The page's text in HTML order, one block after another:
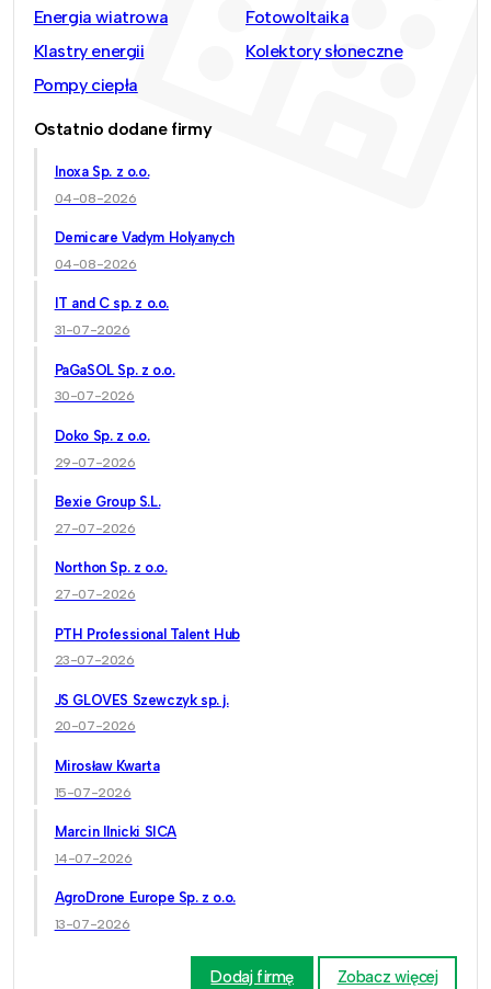
Energia wiatrowa
Fotowoltaika
Klastry energii
Kolektory słoneczne
Pompy ciepła
Ostatnio dodane firmy
Inoxa Sp. z o.o.
04-08-2026
Demicare Vadym Holyanych
04-08-2026
IT and C sp. z o.o.
31-07-2026
PaGaSOL Sp. z o.o.
30-07-2026
Doko Sp. z o.o.
29-07-2026
Bexie Group S.L.
27-07-2026
Northon Sp. z o.o.
27-07-2026
PTH Professional Talent Hub
23-07-2026
JS GLOVES Szewczyk sp. j.
20-07-2026
Mirosław Kwarta
15-07-2026
Marcin Ilnicki SICA
14-07-2026
AgroDrone Europe Sp. z o.o.
13-07-2026
Dodaj firmę Zobacz więcej